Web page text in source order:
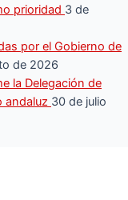
prioridad 3 de
por el Gobierno de
de 2026
la Delegación de
andaluz 30 de julio